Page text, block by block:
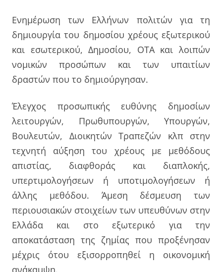
Ενημέρωση των Ελλήνων πολιτών για τη
δημιουργία του δημοσίου χρέους εξωτερικού
και εσωτερικού, Δημοσίου, ΟΤΑ και λοιπών
νομικών προσώπων και των υπαιτίων
δραστών που το δημιούργησαν.
Έλεγχος προσωπικής ευθύνης δημοσίων
λειτουργών, Πρωθυπουργών, Υπουργών,
Βουλευτών, Διοικητών Τραπεζών κλπ στην
τεχνητή αύξηση του χρέους με μεθόδους
απιστίας, διαφθοράς και διαπλοκής,
υπερτιμολογήσεων ή υποτιμολογήσεων ή
άλλης μεθόδου. Άμεση δέσμευση των
περιουσιακών στοιχείων των υπευθύνων στην
Ελλάδα και στο εξωτερικό για την
αποκατάσταση της ζημίας που προξένησαν
μέχρις ότου εξισορροπηθεί η οικονομική